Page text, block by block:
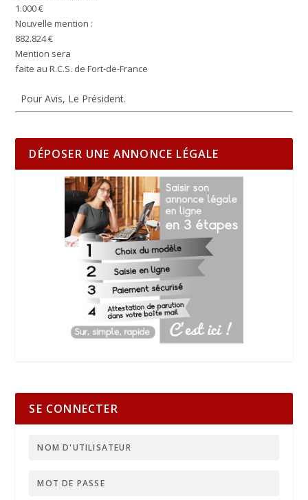
1.000 €
Nouvelle mention :
882.824 €
Mention sera
faite au R.C.S. de Fort-de-France
Pour Avis, Le Président.
DÉPOSER UNE ANNONCE LÉGALE
SE CONNECTER